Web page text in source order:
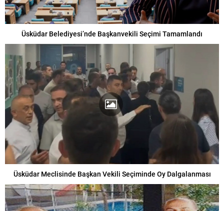
Üsküdar Belediyesi’nde Başkanvekili Seçimi Tamamlandı
Üsküdar Meclisinde Başkan Vekili Seçiminde Oy Dalgalanması